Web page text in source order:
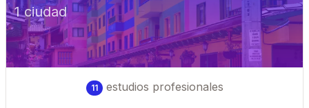
1ciudad
11 estudios profesionales